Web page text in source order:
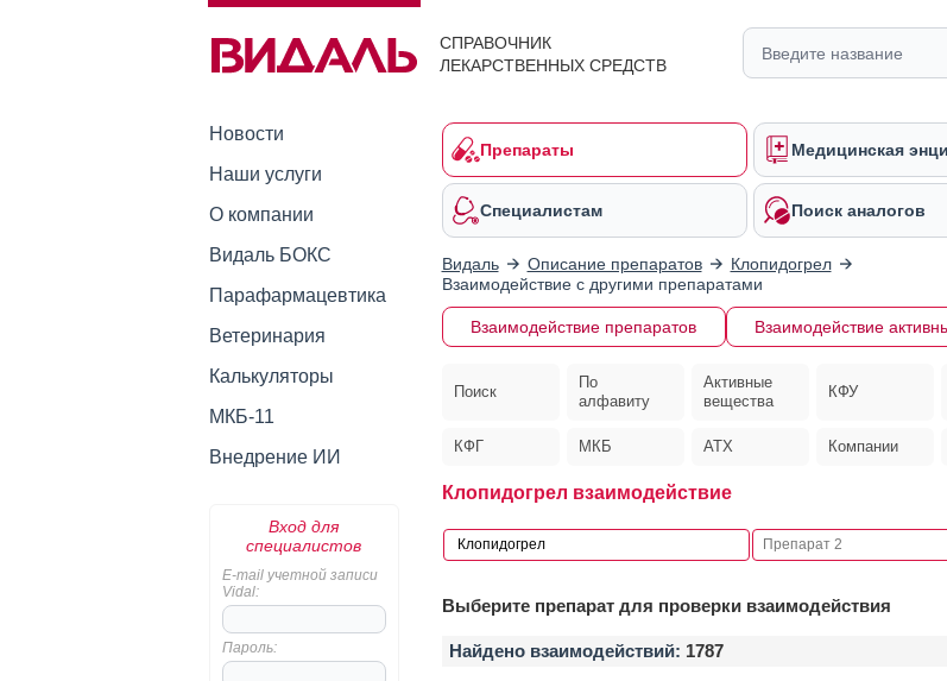
СПРАВОЧНИК
ЛЕКАРСТВЕННЫХ СРЕДСТВ
Новости
Наши услуги
О компании
Видаль БОКС
Парафармацевтика
Ветеринария
Калькуляторы
МКБ-11
Внедрение ИИ
Вход для
специалистов
E-mail учетной записи
Vidal:
Пароль:
Препараты Медицинская
Специалистам Поиск аналогов
Видаль Описание препаратов
Клопидогрел
Взаимодействие с другими препаратами
Взаимодействие препаратов Взаимодействие
Поиск
По
алфавиту
Активные
вещества
КФУ
КФГ МКБ АТХ Компании
Клопидогрел взаимодействие
Выберите препарат для проверки взаимодействия
Найдено взаимодействий: 1787